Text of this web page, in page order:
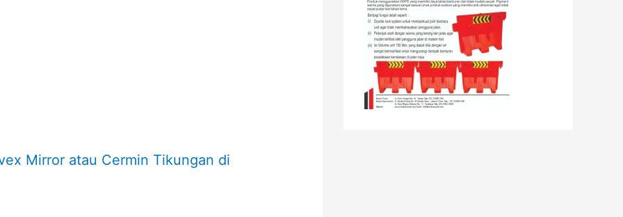
Mirror atau Cermin Tikungan di